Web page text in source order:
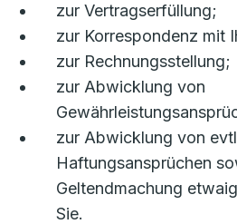
zur Vertragserfüllung;
zur Korrespondenz mit
zur Rechnungsstellung;
zur Abwicklung von
zur Abwicklung von
Haftungsansprüchen
Geltendmachung
Sie.